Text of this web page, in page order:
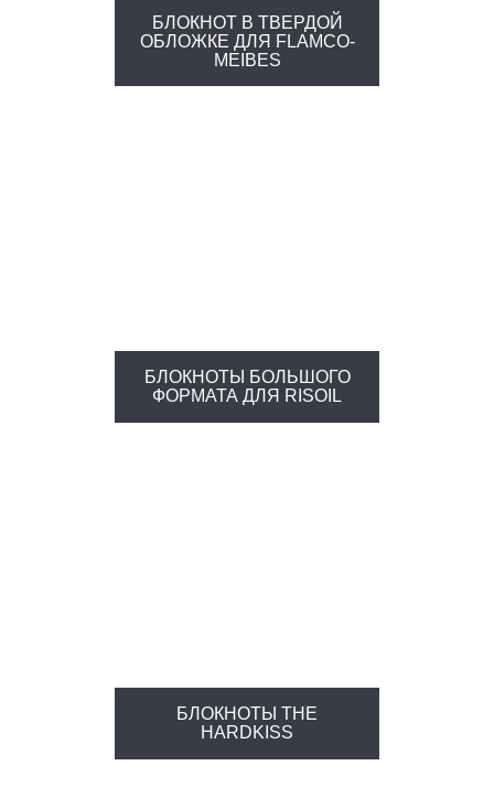
БЛОКНОТ В ТВЕРДОЙ
ОБЛОЖКЕ ДЛЯ FLAMCO-
MEIBES
БЛОКНОТЫ БОЛЬШОГО
ФОРМАТА ДЛЯ RISOIL
БЛОКНОТЫ THE
HARDKISS